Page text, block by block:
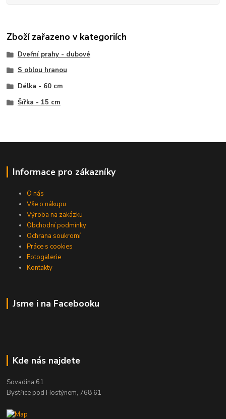
Zboží zařazeno v kategoriích
Dveřní prahy - dubové
S oblou hranou
Délka - 60 cm
Šířka - 15 cm
Informace pro zákazníky
O nás
Vše o nákupu
Výroba na zakázku
Obchodní podmínky
Ochrana soukromí
Práce s cookies
Fotogalerie
Kontakty
Jsme i na Facebooku
Kde nás najdete
Sovadina 61
Bystřice pod Hostýnem, 768 61